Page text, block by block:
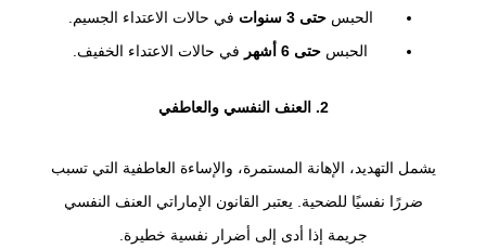
الحبسحتى 3 سنوات
في حالات الاعتداء الجسيم.
الحبس حتى 6 أشهر في حالات الاعتداء الخفيف.
2. العنف النفسي والعاطفي
يشمل التهديد، الإهانة المستمرة، والإساءة العاطفية التي تسبب
ضررًا نفسيًا للضحية. يعتبر القانون الإماراتي العنف النفسي
جريمة إذا أدى إلى أضرار نفسية خطيرة.